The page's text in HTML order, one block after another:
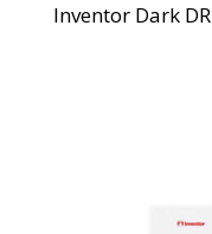
Inventor Dark